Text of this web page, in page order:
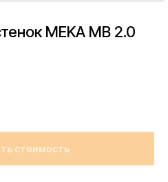
MEKA MB 2.0
стоимость